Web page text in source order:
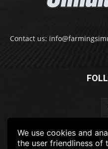
We use cookies and
the user friendliness of
Contact us: